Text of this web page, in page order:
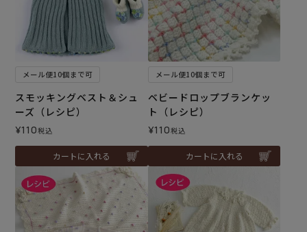
メール便10個まで可
スモッキングベスト＆シュ
ーズ（レシピ）
¥110税込
カートに入れる
メール便10個まで可
ベビードロップブランケッ
ト（レシピ）
¥110税込
カートに入れる